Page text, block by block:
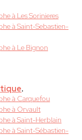
à Les Sorinieres
à Saint-Sebastien-
à Le Bignon
.
à Carquefou
à Orvault
à Saint-Herblain
à Saint-Sébastien-